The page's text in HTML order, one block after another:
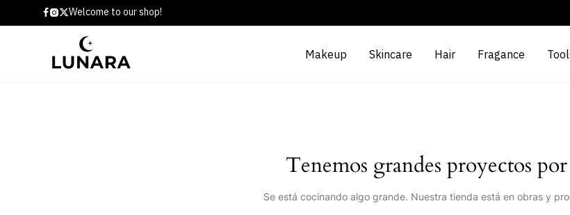
Welcome to our shop!
Makeup Skincare Hair Fragance
Tenemos grandes proyectos
Se está cocinando algo grande. Nuestra tienda está en obras y